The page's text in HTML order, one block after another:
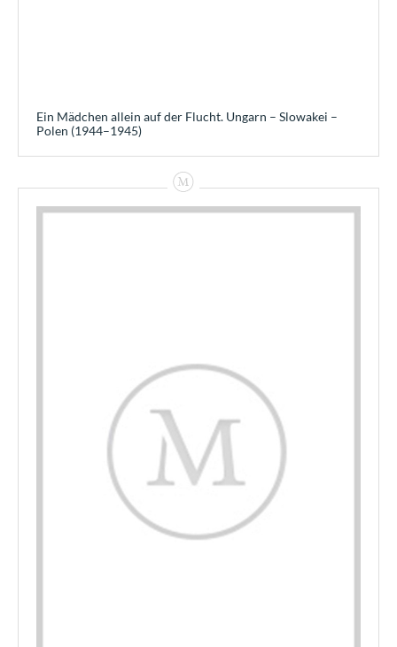
Ein Mädchen allein auf der Flucht. Ungarn – Slowakei –
Polen (1944–1945)